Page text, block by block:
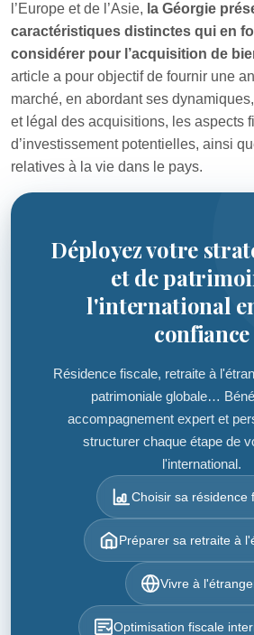
l’Europe et de l’Asie, la Géorgie
caractéristiques distinctes qui en
considérer pour l’acquisition de
article a pour objectif de fournir une
marché, en abordant ses
et légal des acquisitions, les aspects
d’investissement potentielles, ainsi
relatives à la vie dans le pays.
Déployez votre
et de
l'international
confiance
Résidence fiscale, retraite à
patrimoniale globale…
accompagnement expert et
structurer chaque étape de
l'international.
Choisir sa résidence
Préparer sa retraite à
Vivre à
Optimisation fiscale